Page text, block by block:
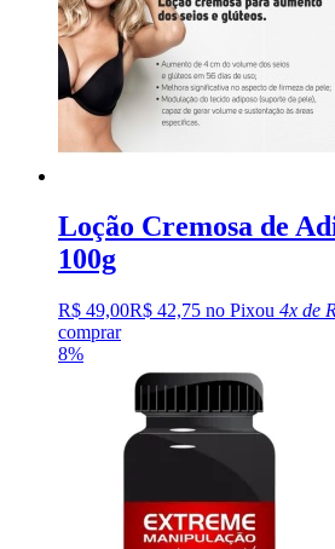
Loção Cremosa de
100g
R$ 49,00R$ 42,75 no Pixou 4x de
comprar
8%